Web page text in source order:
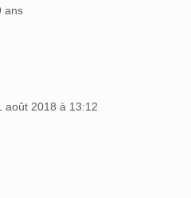
ans
août 2018 à 13:12